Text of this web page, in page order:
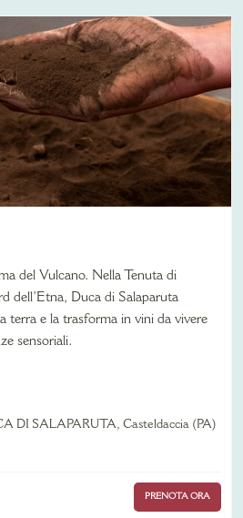
del Vulcano. Nella Tenuta di
dell’Etna, Duca di Salaparuta
terra e la trasforma in vini da vivere
sensoriali.
DI SALAPARUTA, Casteldaccia (PA)
PRENOTA ORA